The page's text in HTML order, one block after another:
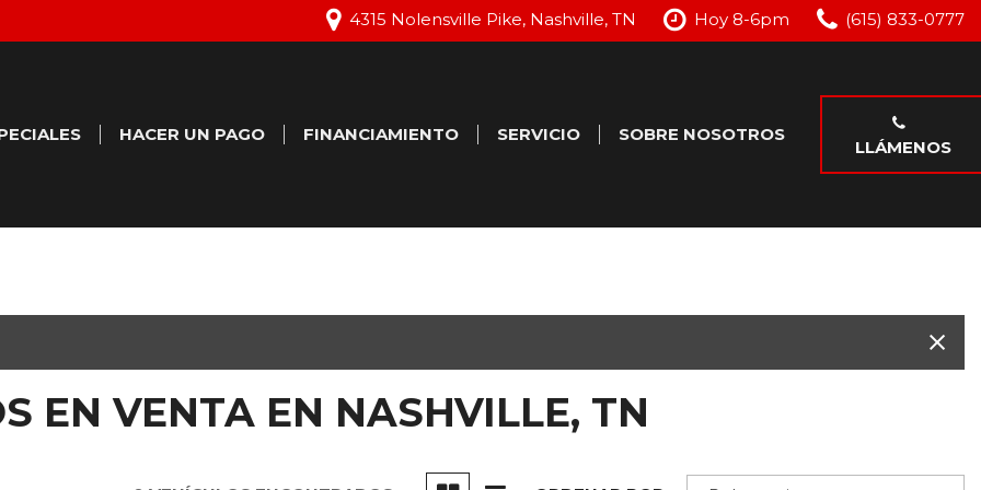
4315 Nolensville Pike, Nashville, TN Hoy 8-6pm (615) 833-0777
HACER UN PAGO FINANCIAMIENTO
Agendar Prueba de
SERVICIO
Servicio
SOBRE NOSOTROS
LLÁMENOS
EN VENTA EN NASHVILLE, TN